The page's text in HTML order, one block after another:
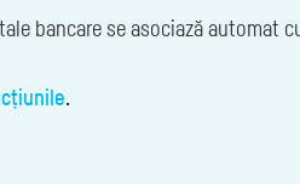
bancare se asociază automat
.